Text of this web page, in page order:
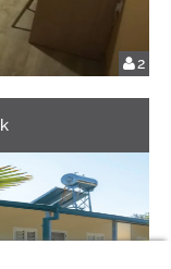
2